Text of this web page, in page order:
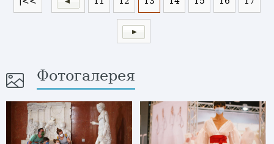
Фотогалерея